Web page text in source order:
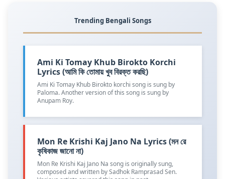
Trending Bengali Songs
Ami Ki Tomay Khub Birokto Korchi
Lyrics (আমি কি তোমায় খুব বিরক্ত করছি)
Ami Ki Tomay Khub Birokto korchi song is sung by
Paloma. Another version of this song is sung by
Anupam Roy.
Mon Re Krishi Kaj Jano Na Lyrics (মন রে
কৃষিকাজ জানো না)
Mon Re Krishi Kaj Jano Na song is originally sung,
composed and written by Sadhok Ramprasad Sen.